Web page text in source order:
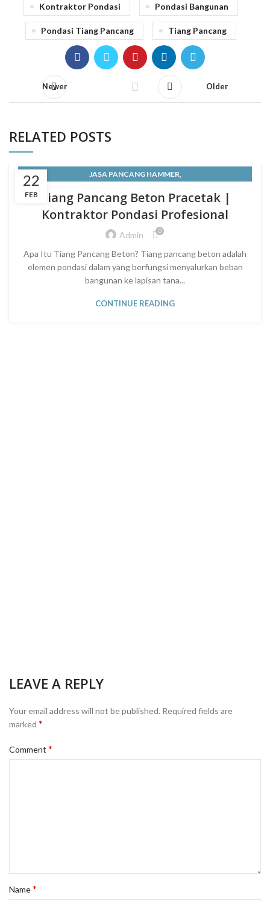
Kontraktor Pondasi Pondasi Bangunan
Pondasi Tiang Pancang Tiang Pancang
Newer Older
RELATED POSTS
22
FEB
JASA PANCANG HAMMER,
JASA PEMANCANGAN TIANG PANCANG BETON - PT. SEMESTA
PONDASI MAS
,
JUAL SPUN PILE ATAU TIANG PANCANG BULAT JABODETABEK
SQUARE PILE, TIANG PANCANG, TIANG PANCANG BETON
Tiang Pancang Beton Pracetak |
Kontraktor Pondasi Profesional
Admin 0
Apa Itu Tiang Pancang Beton? Tiang pancang beton adalah
elemen pondasi dalam yang berfungsi menyalurkan beban
bangunan ke lapisan tana...
CONTINUE READING
LEAVE A REPLY
Your email address will not be published. Required fields are
marked *
Comment *
Name*